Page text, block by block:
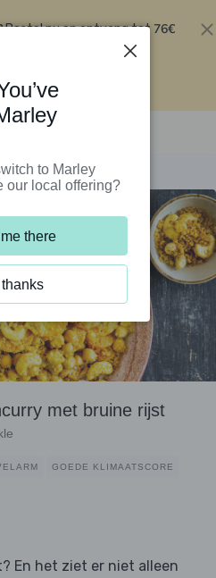
Bestel nu en ontvang tot 76€
met bruine rijst
GOEDE KLIMAATSCORE
En het ziet er niet alleen
to Marley
our local offering?
there
thanks